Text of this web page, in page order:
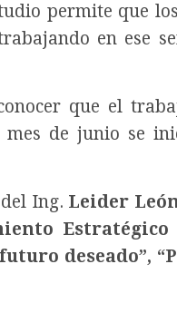
permite que
en ese
que el
de junio se
Ing. Leider
deseado”,